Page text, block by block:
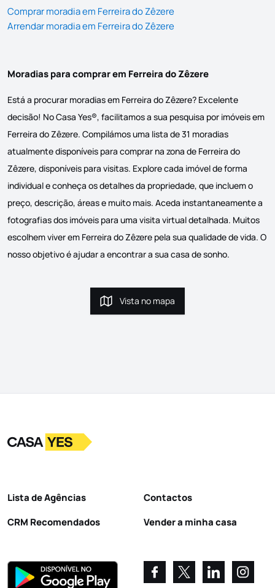
Comprar moradia em Ferreira do Zêzere
Arrendar moradia em Ferreira do Zêzere
Moradias para comprar em Ferreira do Zêzere
Está a procurar moradias em Ferreira do Zêzere? Excelente
decisão! No Casa Yes®, facilitamos a sua pesquisa por imóveis em
Ferreira do Zêzere. Compilámos uma lista de 31 moradias
atualmente disponíveis para comprar na zona de Ferreira do
Zêzere, disponíveis para visitas. Explore cada imóvel de forma
individual e conheça os detalhes da propriedade, que incluem o
preço, descrição, áreas e muito mais. Aceda instantaneamente a
fotografias dos imóveis para uma visita virtual detalhada. Muitos
escolhem viver em Ferreira do Zêzere pela sua qualidade de vida. O
nosso objetivo é ajudar a encontrar a sua casa de sonho.
Vista no mapa
Vista no mapa
LogoIr para a homepage
Lista de Agências
CRM Recomendados
Contactos
Vender a minha casa